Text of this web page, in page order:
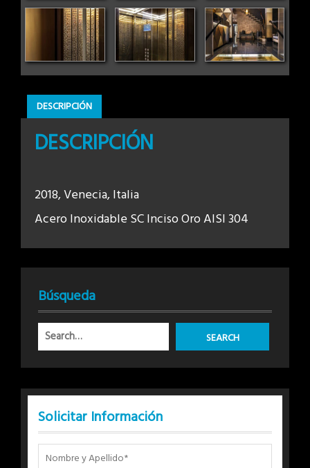
DESCRIPCIÓN
DESCRIPCIÓN
2018, Venecia, Italia
Acero Inoxidable SC Inciso Oro AISI 304
Búsqueda
Solicitar Información